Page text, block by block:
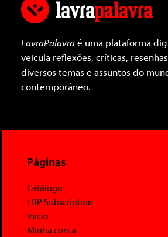
LavraPalavraé uma plataforma
veicula reflexões, críticas,
diversos temas e assuntos do
contemporâneo.
Páginas
Catálogo
ERP Subscription
Início
Minha conta